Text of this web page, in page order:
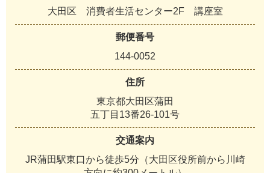
大田区 消費者生活センター2F 講座室
郵便番号
144-0052
住所
東京都大田区蒲田
五丁目13番26-101号
交通案内
JR蒲田駅東口から徒歩5分（大田区役所前から川崎